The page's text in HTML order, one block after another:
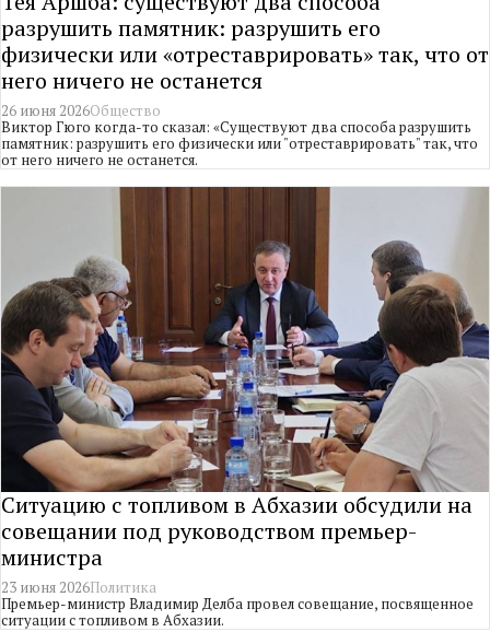
разрушить памятник: разрушить его
физически или «отреставрировать» так, что от
него ничего не останется
26 июня 2026Общество
Виктор Гюго когда-то сказал: «Существуют два способа разрушить
памятник: разрушить его физически или "отреставрировать" так, что
от него ничего не останется.
Ситуацию с топливом в Абхазии обсудили на
совещании под руководством премьер-
министра
23 июня 2026Политика
Премьер-министр Владимир Делба провел совещание, посвященное
ситуации с топливом в Абхазии.